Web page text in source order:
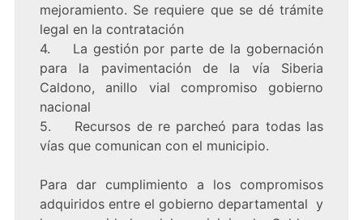
mejoramiento. Se requiere que se dé trámite
legal en la contratación
4. La gestión por parte de la gobernación
para la pavimentación de la vía Siberia
Caldono, anillo vial compromiso gobierno
nacional
5. Recursos de re parcheó para todas las
vías que comunican con el municipio.
Para dar cumplimiento a los compromisos
adquiridos entre el gobierno departamental y